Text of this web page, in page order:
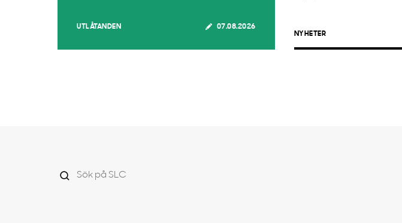
UTLÅTANDEN 07.08.2026
NYHETER